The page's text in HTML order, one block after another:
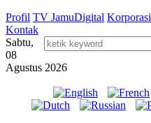
Profil TV JamuDigital Korporasi
Kontak
Sabtu,
08
Agustus 2026